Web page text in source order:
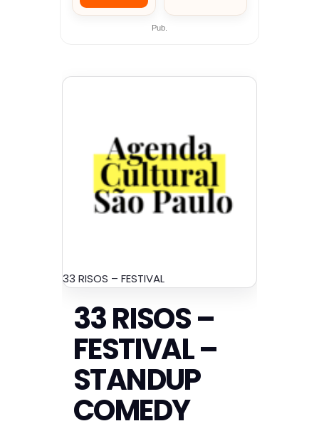
Pub.
33 RISOS – FESTIVAL
33 RISOS –
FESTIVAL –
STANDUP
COMEDY